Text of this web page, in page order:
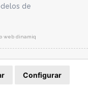
Configurar
de
web dinamiq